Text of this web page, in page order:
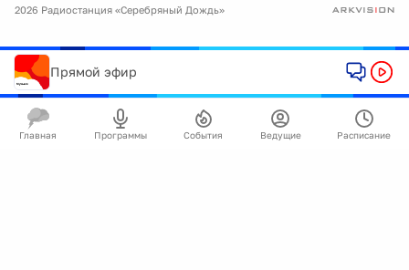
2026 Радиостанция «Серебряный Дождь»
Прямой эфир
Главная Программы События Ведущие Расписание